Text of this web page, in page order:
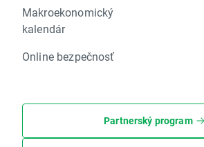
Makroekonomický
kalendár
Online bezpečnosť
Partnerský program